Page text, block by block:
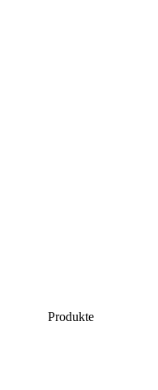
Produkte